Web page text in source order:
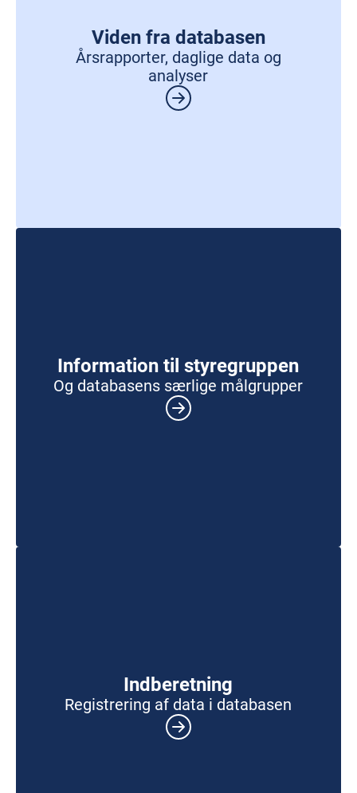
Viden fra databasen
Årsrapporter, daglige data og
analyser
Information til styregruppen
Og databasens særlige målgrupper
Indberetning
Registrering af data i databasen